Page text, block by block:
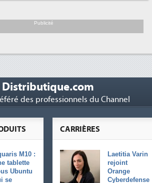
les...
Publicité
Distributique.com
des professionnels du Channel
CARRIÈRES
Laetitia Varin
rejoint
Orange
Cyberdefense
M10 :
tablette
Ubuntu
se